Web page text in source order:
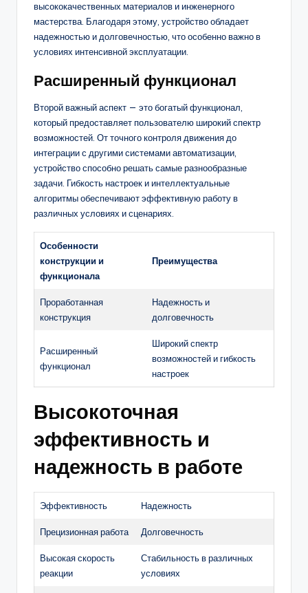
высококачественных материалов и инженерного
мастерства. Благодаря этому, устройство обладает
надежностью и долговечностью, что особенно важно в
условиях интенсивной эксплуатации.
Расширенный функционал
Второй важный аспект — это богатый функционал,
который предоставляет пользователю широкий спектр
возможностей. От точного контроля движения до
интеграции с другими системами автоматизации,
устройство способно решать самые разнообразные
задачи. Гибкость настроек и интеллектуальные
алгоритмы обеспечивают эффективную работу в
различных условиях и сценариях.
Особенности
конструкции и
функционала
Преимущества
Проработанная
конструкция
Надежность и
долговечность
Расширенный
функционал
Широкий спектр
возможностей и гибкость
настроек
Высокоточная
эффективность и
надежность в работе
Эффективность Надежность
Прецизионная работа Долговечность
Высокая скорость
реакции
Стабильность в различных
условиях